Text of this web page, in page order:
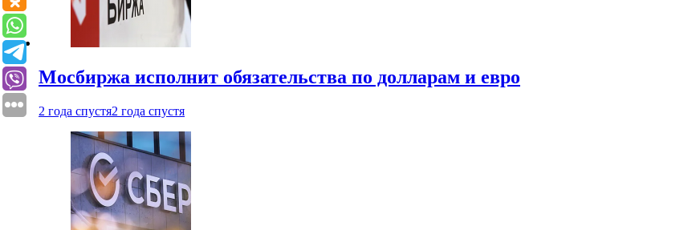
Мосбиржа исполнит обязательства по долларам и евро
2 года спустя2 года спустя